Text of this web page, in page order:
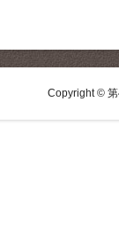
Copyright ©